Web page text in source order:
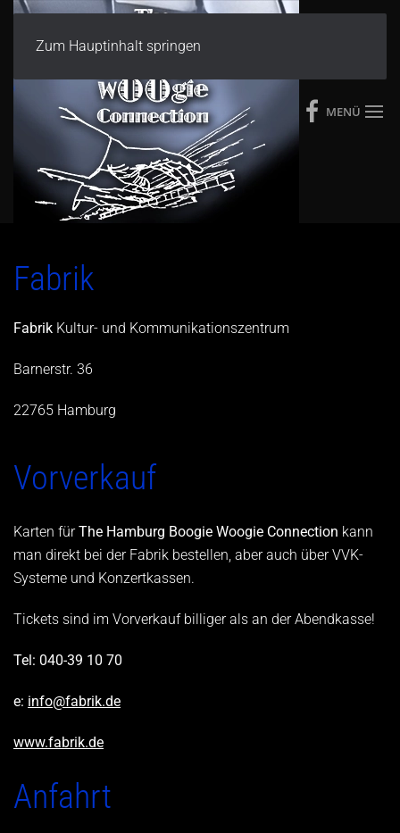
Zum Hauptinhalt springen
MENÜ
Fabrik
Fabrik Kultur- und Kommunikationszentrum
Barnerstr. 36
22765 Hamburg
Vorverkauf
Karten für The Hamburg Boogie Woogie Connection kann
man direkt bei der Fabrik bestellen, aber auch über VVK-
Systeme und Konzertkassen.
Tickets sind im Vorverkauf billiger als an der Abendkasse!
Tel: 040-39 10 70
e: info@fabrik.de
www.fabrik.de
Anfahrt